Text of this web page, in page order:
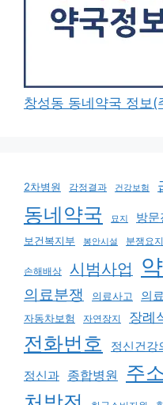
창성동 동네약국 정보(
2차병원 감정결과 건강보험
동네약국 묘지 방문
보건복지부 봉안시설 분쟁요지
손해배상 시범사업
의료분쟁 의료사고 의
자동차보험 자연장지 장례
전화번호 정신건강
정신과 종합병원 주소